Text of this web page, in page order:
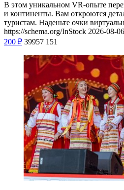
В этом уникальном VR-опыте
и континенты. Вам откроются
туристам. Наденьте очки
https://schema.org/InStock 2026-08-
200 ₽ 39957 151